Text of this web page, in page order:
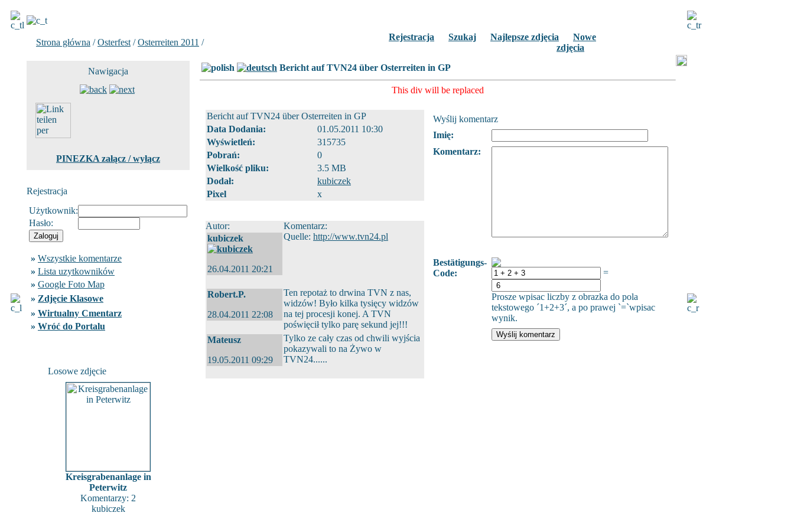
Strona główna /Osterfest /Osterreiten 2011 /
Rejestracja Szukaj Najlepsze zdjęcia
Nowe
zdjęcia
Nawigacja
PINEZKA załącz / wyłącz
Rejestracja
Użytkownik:
Hasło:
» Wszystkie komentarze
» Lista uzytkowników
» Google Foto Map
» Zdjęcie Klasowe
» Wirtualny Cmentarz
» Wróć do Portalu
Losowe zdjęcie
Kreisgrabenanlage in
Peterwitz
Komentarzy: 2
kubiczek
Bericht auf TVN24 über Osterreiten in GP
This div will be replaced
Bericht auf TVN24 über Osterreiten in GP
Data Dodania:
01.05.2011 10:30
Wyświetleń:
315735
Pobrań:
0
Wielkość pliku:
3.5 MB
Dodał:
kubiczek
Pixel
x
Autor:
Komentarz:
kubiczek
26.04.2011 20:21
Quelle: http://www.tvn24.pl
Robert.P.
28.04.2011 22:08
Ten repotaż to drwina TVN z nas,
widzów! Było kilka tysięcy widzów
na tej procesji konej. A TVN
poświęcił tylko parę sekund jej!!!
Mateusz
19.05.2011 09:29
Tylko ze cały czas od chwili wyjścia
pokazywali to na Żywo w
TVN24......
Wyślij komentarz
Imię:
Komentarz:
Bestätigungs-
Code:
=
Prosze wpisac liczby z obrazka do pola
tekstowego ´1+2+3´, a po prawej `=`wpisac
wynik.